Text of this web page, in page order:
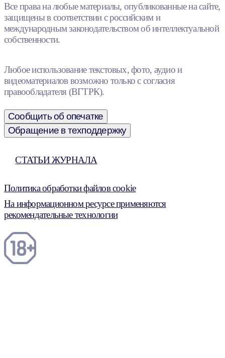
Все права на любые материалы, опубликованные на сайте,
защищены в соответствии с российским и
международным законодательством об интеллектуальной
собственности.
Любое использование текстовых, фото, аудио и
видеоматериалов возможно только с согласия
правообладателя (ВГТРК).
Сообщить об опечатке
Обращение в техподдержку
СТАТЬИ ЖУРНАЛА
Политика обработки файлов cookie
На информационном ресурсе применяются
рекомендательные технологии